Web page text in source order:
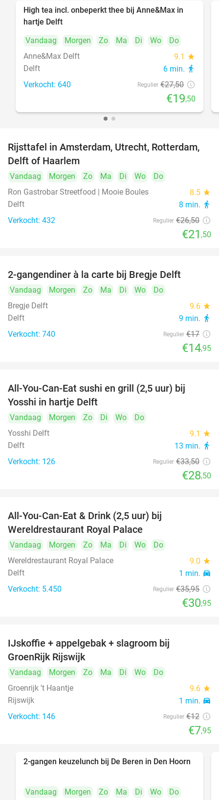
29%
High tea incl. onbeperkt thee bij Anne&Max in
hartje Delft
Vandaag
Morgen Zo Ma Di Wo
Do
Anne&Max Delft
9.1 star
Delft 6 min. directions_walk
Verkocht: 640 Regulier €27,50
€19,50
19%
Rijsttafel in Amsterdam, Utrecht, Rotterdam,
Delft of Haarlem
Vandaag Morgen Zo Ma Di Wo
Do
Ron Gastrobar Streetfood | Mooie Boules
8.5 star
Delft 8 min. directions_walk
Verkocht: 432 Regulier €26,50
€21 ,50
2-gangendiner à la carte bij Bregje Delft
Vandaag Morgen Zo Ma Di Wo
Do
Bregje Delft
9.6 star
Delft 9 min. directions_walk
Verkocht: 740 Regulier €17
€14,95
All-You-Can-Eat sushi en grill (2,5 uur) bij
Yosshi in hartje Delft
Vandaag Morgen Zo Di Wo
Do
Yosshi Delft
9.1 star
Delft 13 min. directions_walk
Verkocht: 126 Regulier €33,50
€28,50
All-You-Can-Eat & Drink (2,5 uur) bij
Wereldrestaurant Royal Palace
Vandaag Morgen Zo Ma Di Wo
Do
Wereldrestaurant Royal Palace
9.0 star
Delft 1 min. directions_car
Verkocht: 5.450 Regulier €35,95
€30,95
IJskoffie + appelgebak + slagroom bij
GroenRijk Rijswijk
Vandaag Morgen Zo Ma Di Wo
Do
Groenrijk 't Haantje
9.6 star
Rijswijk 1 min. directions_car
Verkocht: 146 Regulier €12
€7,95
43%
2-gangen keuzelunch bij De Beren in Den Hoorn
Vandaag Morgen Zo Ma Di Wo
Do